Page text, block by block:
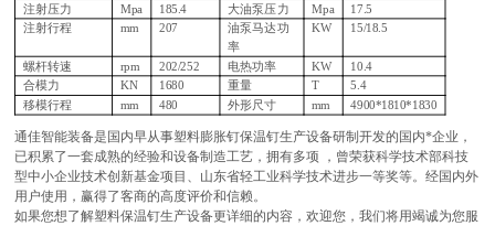
注射压力 Mpa 185.4 大油泵压力 Mpa
17.5
注射行程
mm 207 油泵马达功
率
KW 15/18.5
螺杆转速 rpm 202/252 电热功率 KW
10.4
合模力
KN 1680 重量 T
5.4
移模行程
mm 480 外形尺寸 mm 4900*1810*1830
通佳智能装备是国内早从事塑料膨胀钉保温钉生产设备研制开发的国内*企业，
已积累了一套成熟的经验和设备制造工艺，拥有多项 ，曾荣获科学技术部科技
型中小企业技术创新基金项目、山东省轻工业科学技术进步一等奖等。经国内外
用户使用，赢得了客商的高度评价和信赖。
如果您想了解塑料保温钉生产设备更详细的内容，欢迎您，我们将用竭诚为您服